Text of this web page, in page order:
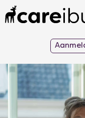
naar